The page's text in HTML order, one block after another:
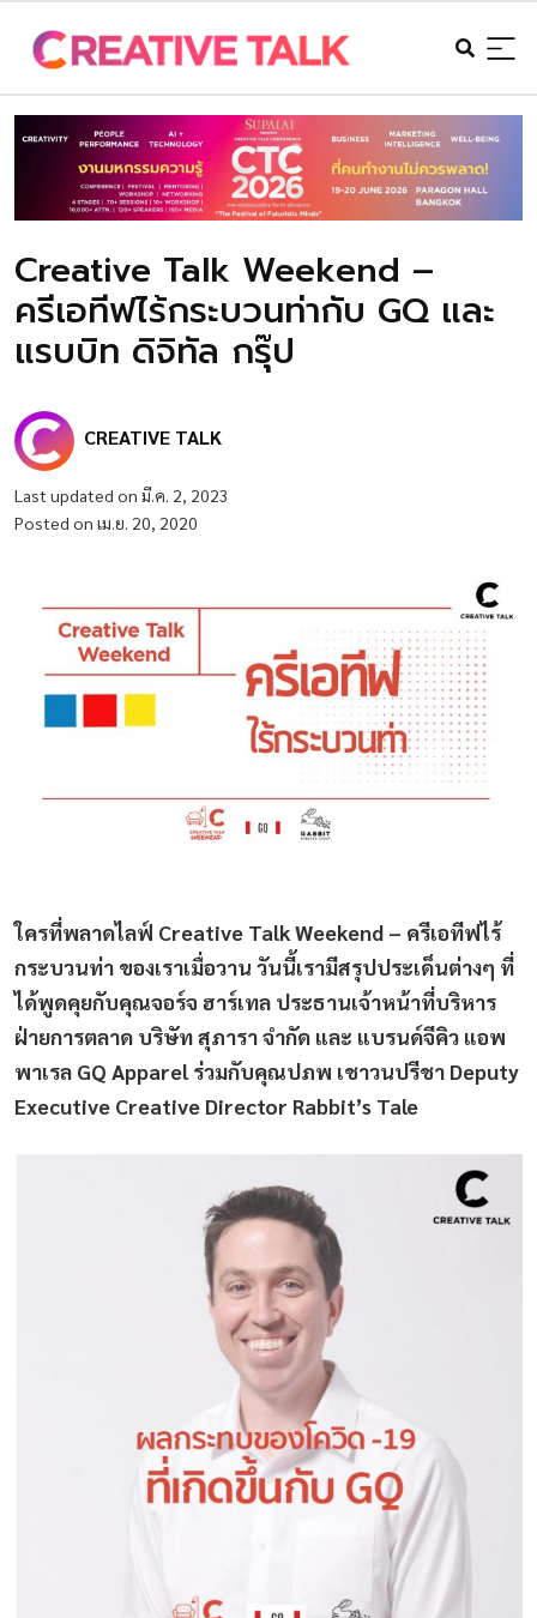
Creative Talk Weekend –
ครีเอทีฟไร้กระบวนท่ากับ GQ และ
แรบบิท ดิจิทัล กรุ๊ป
CREATIVE TALK
Last updated on มี.ค. 2, 2023
Posted on เม.ย. 20, 2020
ใครที่พลาดไลฟ์ Creative Talk Weekend – ครีเอทีฟไร้
กระบวนท่า ของเราเมื่อวาน วันนี้เรามีสรุปประเด็นต่างๆ ที่
ได้พูดคุยกับคุณจอร์จ ฮาร์เทล ประธานเจ้าหน้าที่บริหาร
ฝ่ายการตลาด บริษัท สุภารา จำกัด และ แบรนด์จีคิว แอพ
พาเรล GQ Apparel ร่วมกับคุณปภพ เชาวนปรีชา Deputy
Executive Creative Director Rabbit’s Tale